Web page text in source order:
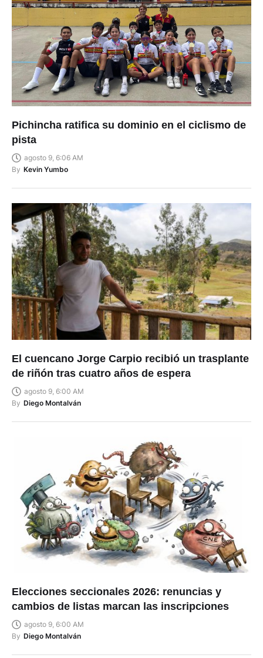
Pichincha ratifica su dominio en el ciclismo de
pista
agosto 9, 6:06 AM
By Kevin Yumbo
El cuencano Jorge Carpio recibió un trasplante
de riñón tras cuatro años de espera
agosto 9, 6:00 AM
By Diego Montalván
Elecciones seccionales 2026: renuncias y
cambios de listas marcan las inscripciones
agosto 9, 6:00 AM
By Diego Montalván